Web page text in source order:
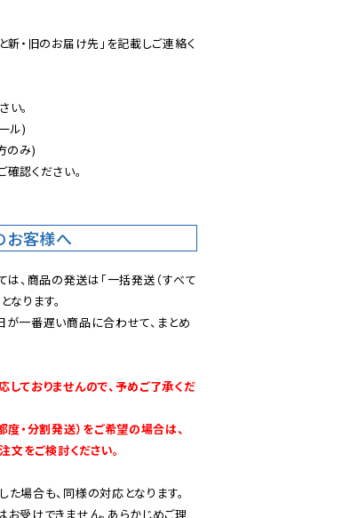
新・旧のお届け先」を記載しご連絡く
。
ル)
のみ)
確認ください。
お客様へ
は、商品の発送は「一括発送（すべて
ります。
一番遅い商品に合わせて、まとめ
ておりませんので、予めご了承くだ
・分割発送）をご希望の場合は、
文をご検討ください。
場合も、同様の対応となります。
受けできません。あらかじめご理